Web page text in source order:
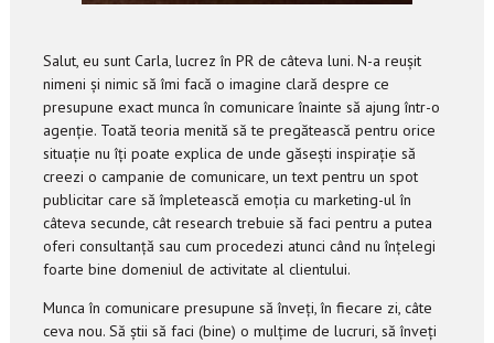
Salut, eu sunt Carla, lucrez în PR de câteva luni. N-a reușit
nimeni și nimic să îmi facă o imagine clară despre ce
presupune exact munca în comunicare înainte să ajung într-o
agenție. Toată teoria menită să te pregătească pentru orice
situație nu îți poate explica de unde găsești inspirație să
creezi o campanie de comunicare, un text pentru un spot
publicitar care să împletească emoția cu marketing-ul în
câteva secunde, cât research trebuie să faci pentru a putea
oferi consultanță sau cum procedezi atunci când nu înțelegi
foarte bine domeniul de activitate al clientului.
Munca în comunicare presupune să înveți, în fiecare zi, câte
ceva nou. Să știi să faci (bine) o mulțime de lucruri, să înveți